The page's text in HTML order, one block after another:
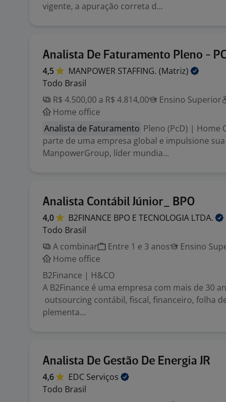
vigente, a apuração correta d...
Analista De Faturamento Pleno -
4,5 MANPOWER STAFFING. (Matriz)
Todo Brasil
R$ 4.500,00 a R$ 4.814,00
Ensino Superior
Home office
Analista de Faturamento Pleno (PcD) | Home
parte de uma empresa global e impulsione
ManpowerGroup, líder mundia...
Analista Contábil Júnior_ BPO
4,0 B2FINANCE BPO E TECNOLOGIA LTDA.
Todo Brasil
A combinar
Entre 1 e 3 anos
Ensino
Home office
B2Finance | H&CO
A B2Finance é uma empresa com mais de 30
outsourcing contábil, fiscal, financeiro, folha
plementa...
Analista De Gestão De Energia JR
4,6 EDC Serviços
Todo Brasil